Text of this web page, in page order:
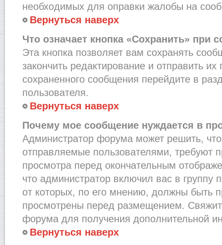
необходимых для оправки жалобы на
Вернуться наверх
Что означает кнопка «Сохранить» при
Эта кнопка позволяет вам сохранять
закончить редактирование и отправить их
сохраненного сообщения перейдите в
пользователя.
Вернуться наверх
Почему мое сообщение нуждается в
Администратор форума может решить,
отправляемые пользователями, требуют
просмотра перед окончательным
что администратор включил вас в группу
от которых, по его мнению, должны быть
просмотрены перед размещением.
форума для получения дополнительной
Вернуться наверх